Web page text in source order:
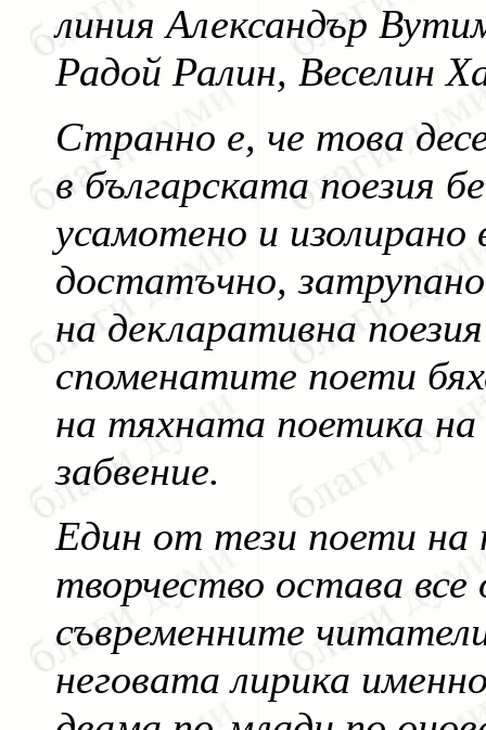
линия Александър
Радой Ралин, Веселин
Странно е, че това
в българската поезия
усамотено и изолирано
достатъчно,
на декларативна
споменатите поети
на тяхната поетика
забвение.
Един от тези поети на
творчество остава
съвременните
неговата лирика